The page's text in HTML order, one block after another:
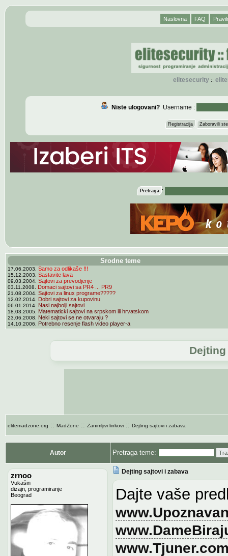
Naslovna FAQ
elitesecurity::
Niste ulogovani?Username :
Registracija Zaboravili
Pretraga :
Srodne teme
17.06.2003. Samo za odlikaše !!!
15.12.2003. Sastavite lava
09.03.2004. Sajtovi za prevodjenje
03.11.2008. Domaci sajtovi sa PR4 ... PR9
21.08.2004. Sajtovi za linux programe?????
12.02.2014. Dobri sajtovi za kupovinu
06.01.2014. Nasi najbolji sajtovi
18.03.2005. Matematicki sajtovi na srpskom ili hrvatskom
23.06.2008. Neki sajtovi se ne otvaraju ?
14.10.2006. Potrebno resenje flash video player-a
elitemadzone.org :: MadZone :: Zanimljivi linkovi :: Dejting sajtovi i zabava
Autor Pretraga teme:
zrnoo
Vukašin
dizajn, programiranje
Beograd
Dejting sajtovi i zabava
Dajte vaše